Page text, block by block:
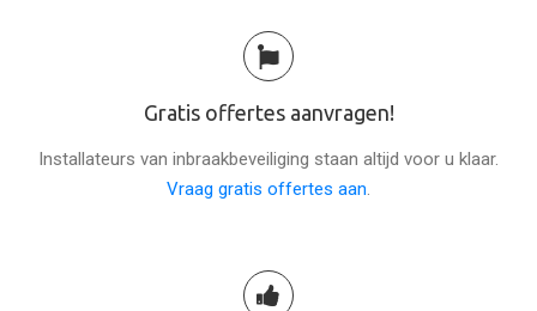
Gratis offertes aanvragen!
Installateurs van inbraakbeveiliging staan altijd voor u klaar.
Vraag gratis offertes aan.